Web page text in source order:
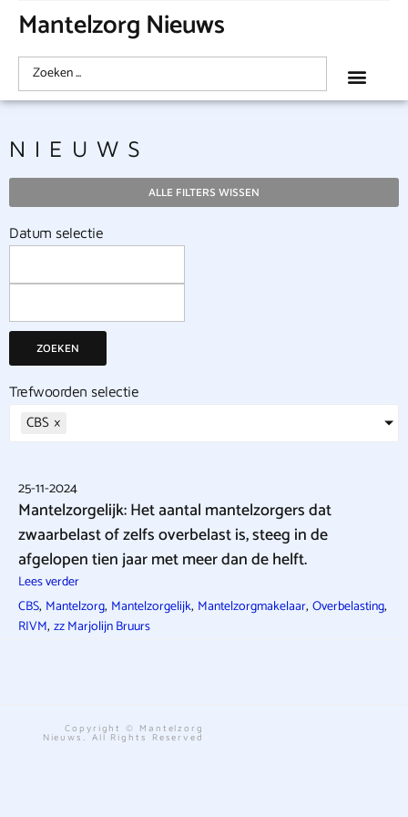
Mantelzorg Nieuws
NIEUWS
ALLE FILTERS WISSEN
Datum selectie
ZOEKEN
Trefwoorden selectie
CBS ×
25-11-2024
Mantelzorgelijk: Het aantal mantelzorgers dat
zwaarbelast of zelfs overbelast is, steeg in de
afgelopen tien jaar met meer dan de helft.
Lees verder
CBS, Mantelzorg, Mantelzorgelijk, Mantelzorgmakelaar, Overbelasting,
RIVM, zz Marjolijn Bruurs
Copyright © Mantelzorg
Nieuws. All Rights Reserved